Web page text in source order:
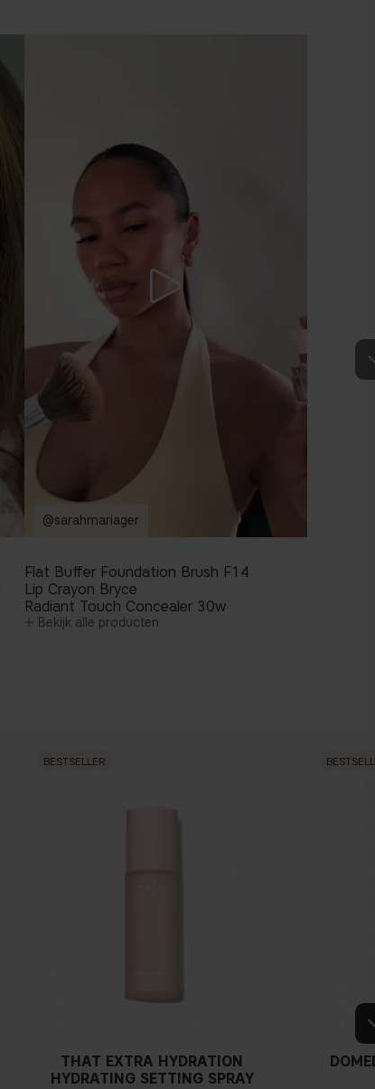
@sarahmariager
Flat Buffer Foundation Brush F14
Lip Crayon Bryce
Radiant Touch Concealer 30w
Bekijk alle producten
BESTSELLER
THAT EXTRA HYDRATION
HYDRATING SETTING SPRAY